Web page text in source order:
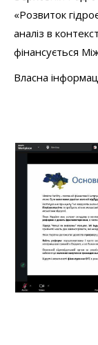
«Розвиток
аналіз в
фінансується
Власна